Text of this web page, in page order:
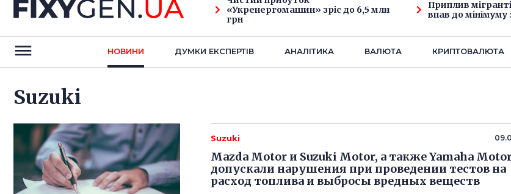
«Укренергомашин» зріс до 6,5 млн
грн
Приплив
впав до мінімуму
НОВИНИ ДУМКИ ЕКСПЕРТIВ АНАЛIТИКА ВАЛЮТА КРИПТОВАЛЮТА
Suzuki
Suzuki
Mazda Motor и Suzuki Motor, а также Yamaha
допускали нарушения при проведении тестов на
расход топлива и выбросы вредных веществ